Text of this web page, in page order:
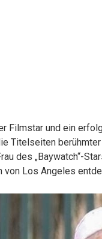
Filmstar und ein
Titelseiten
des „Baywatch“-
von Los Angeles